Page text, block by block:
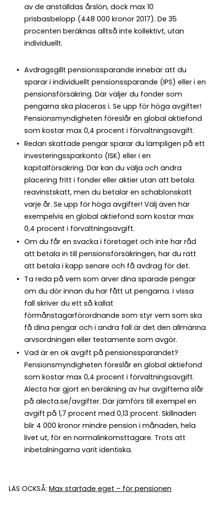
av de anställdas årslön, dock max 10
prisbasbelopp (448 000 kronor 2017). De 35
procenten beräknas alltså inte kollektivt, utan
individuellt.
Avdragsgillt pensionssparande innebär att du
sparar i individuellt pensionssparande (IPS) eller i en
pensionsförsäkring. Där väljer du fonder som
pengarna ska placeras i. Se upp för höga avgifter!
Pensionsmyndigheten föreslår en global aktiefond
som kostar max 0,4 procent i förvaltningsavgift.
Redan skattade pengar sparar du lämpligen på ett
investeringssparkonto (ISK) eller i en
kapitalförsäkring. Där kan du välja och ändra
placering fritt i fonder eller aktier utan att betala
reavinstskatt, men du betalar en schablonskatt
varje år. Se upp för höga avgifter! Välj även här
exempelvis en global aktiefond som kostar max
0,4 procent i förvaltningsavgift.
Om du får en svacka i företaget och inte har råd
att betala in till pensionsförsäkringen, har du rätt
att betala i kapp senare och få avdrag för det.
Ta reda på vem som ärver dina sparade pengar
om du dör innan du har fått ut pengarna. I vissa
fall skriver du ett så kallat
förmånstagarförordnande som styr vem som ska
få dina pengar och i andra fall är det den allmänna
arvsordningen eller testamente som avgör.
Vad är en ok avgift på pensionssparandet?
Pensionsmyndigheten föreslår en global aktiefond
som kostar max 0,4 procent i förvaltningsavgift.
Alecta har gjort en beräkning av hur avgifterna slår
på alecta.se/avgifter. Där jämförs till exempel en
avgift på 1,7 procent med 0,13 procent. Skillnaden
blir 4 000 kronor mindre pension i månaden, hela
livet ut, för en normalinkomsttagare. Trots att
inbetalningarna varit identiska.
LÄS OCKSÅ: Max startade eget – för pensionen